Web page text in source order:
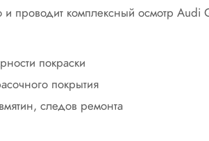
проводит комплексный осмотр Audi
покраски
покрытия
следов ремонта